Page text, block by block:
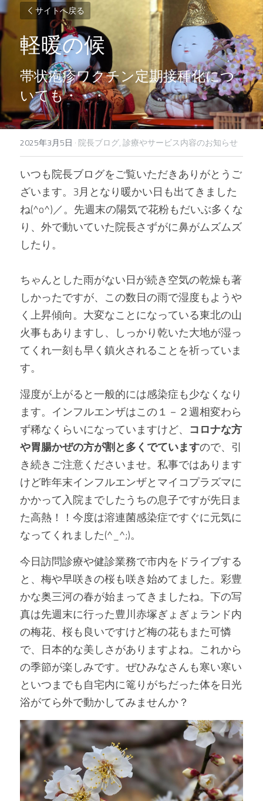
サイトへ戻る
軽暖の候
帯状疱疹ワクチン定期接種化につ
いても・・・
2025年3月5日 · 院長ブログ,診療やサービス内容のお知らせ
いつも院長ブログをご覧いただきありがとうご
ざいます。3月となり暖かい日も出てきました
ね(^o^)／。先週末の陽気で花粉もだいぶ多くな
り、外で動いていた院長さずがに鼻がムズムズ
したり。
ちゃんとした雨がない日が続き空気の乾燥も著
しかったですが、この数日の雨で湿度もようや
く上昇傾向。大変なことになっている東北の山
火事もありますし、しっかり乾いた大地が湿っ
てくれ一刻も早く鎮火されることを祈っていま
す。
湿度が上がると一般的には感染症も少なくなり
ます。インフルエンザはこの１－２週相変わら
ず稀なくらいになっていますけど、 コロナな方
や胃腸かぜの方が割と多くでていますので、引
き続きご注意くださいませ。私事ではあります
けど昨年末インフルエンザとマイコプラズマに
かかって入院までしたうちの息子ですが先日ま
た高熱！！今度は溶連菌感染症ですぐに元気に
なってくれました(^_^;)。
今日訪問診療や健診業務で市内をドライブする
と、梅や早咲きの桜も咲き始めてました。彩豊
かな奥三河の春が始まってきましたね。下の写
真は先週末に行った豊川赤塚ぎょぎょランド内
の梅花、桜も良いですけど梅の花もまた可憐
で、日本的な美しさがありますよね。これから
の季節が楽しみです。ぜひみなさんも寒い寒い
といつまでも自宅内に篭りがちだった体を日光
浴がてら外で動かしてみませんか？